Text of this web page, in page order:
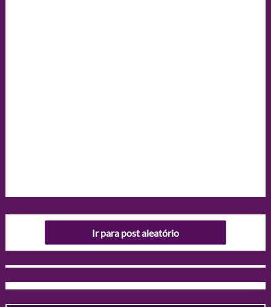
Ir para post aleatório